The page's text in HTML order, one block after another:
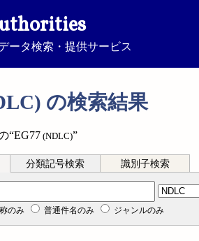
ータ検索・提供サービス
の検索結果
“EG77 (NDLC)”
分類記号検索 識別子検索
のみ 普通件名のみ ジャンルのみ